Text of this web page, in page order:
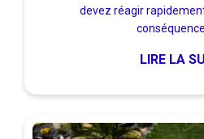
devez réagir
LIRE LA